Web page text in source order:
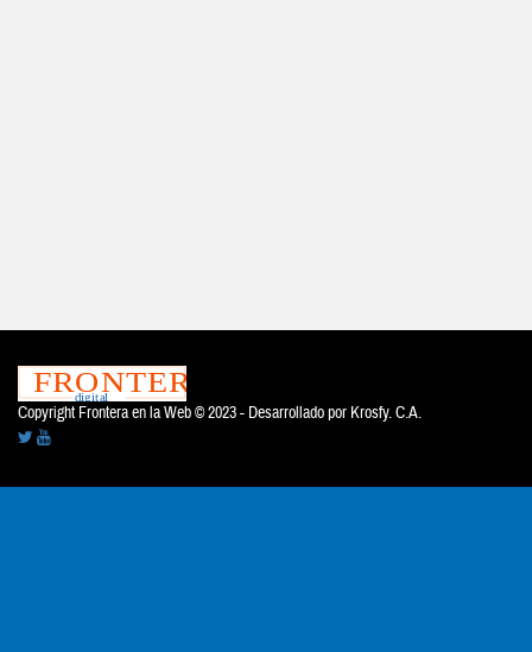
Copyright Frontera en la Web © 2023 - Desarrollado por Krosfy. C.A.